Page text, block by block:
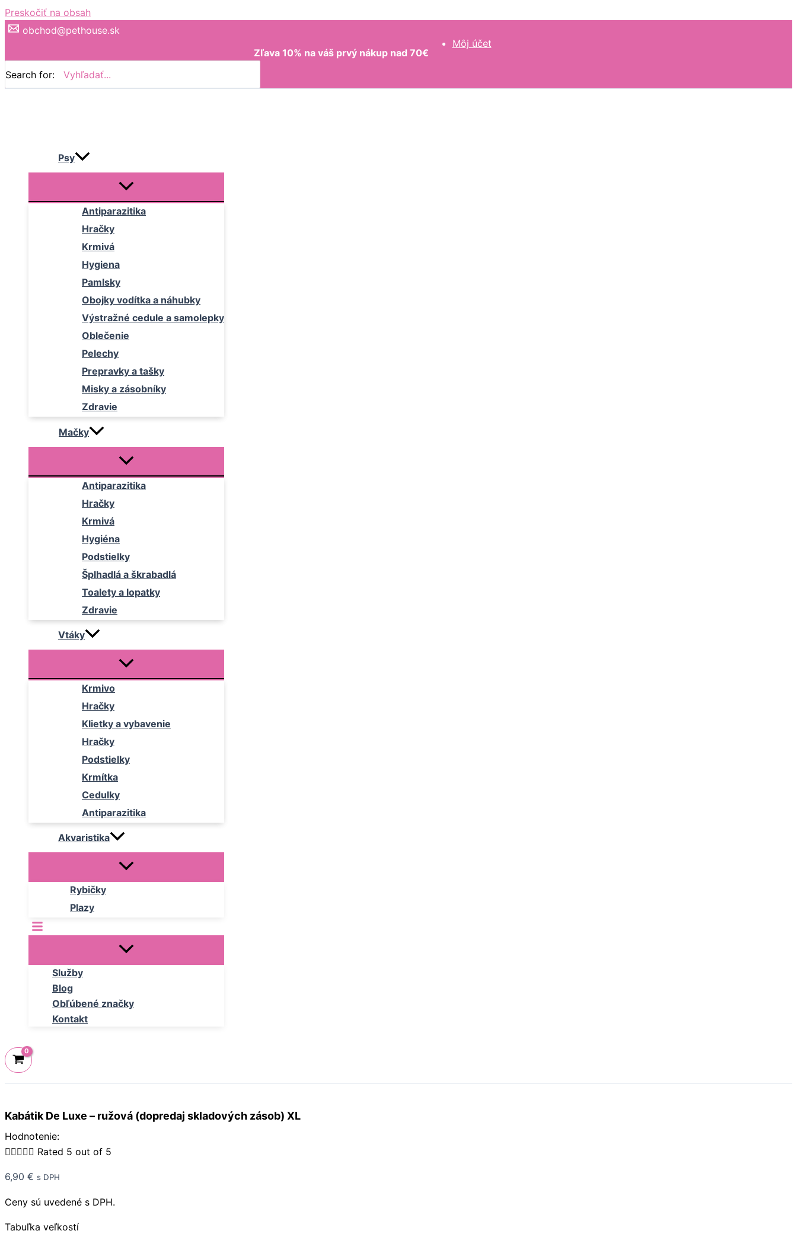
Preskočiť na obsah
obchod@pethouse.sk
Zľava 10% na váš prvý nákup nad 70€
Môj účet
Search for:
Psy
Antiparazitika
Hračky
Krmivá
Hygiena
Pamlsky
Obojky vodítka a náhubky
Výstražné cedule a samolepky
Oblečenie
Pelechy
Prepravky a tašky
Misky a zásobníky
Zdravie
Mačky
Antiparazitika
Hračky
Krmivá
Hygiéna
Podstielky
Šplhadlá a škrabadlá
Toalety a lopatky
Zdravie
Vtáky
Krmivo
Hračky
Klietky a vybavenie
Hračky
Podstielky
Krmítka
Cedulky
Antiparazitika
Akvaristika
Rybičky
Plazy
Služby
Blog
Obľúbené značky
Kontakt
Kabátik De Luxe – ružová (dopredaj skladových zásob) XL
Hodnotenie:
 Rated 5 out of 5
6,90 € s DPH
Ceny sú uvedené s DPH.
Tabuľka veľkostí